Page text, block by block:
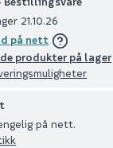
21.10.26
på nett
produkter på lager
på nett.